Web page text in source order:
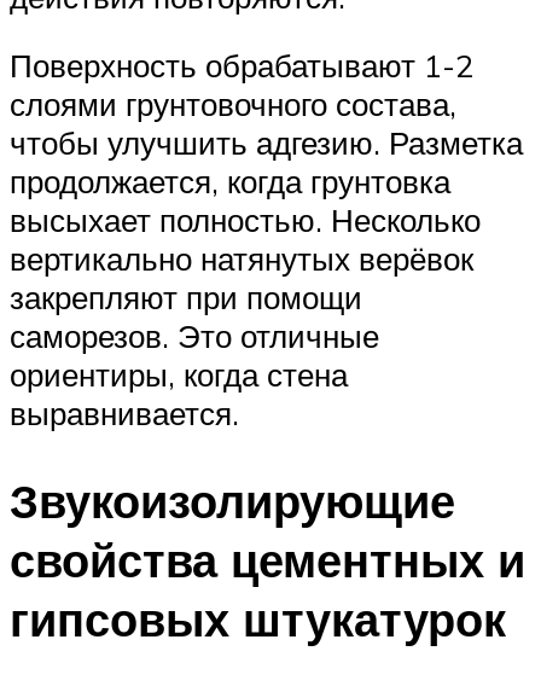
Поверхность обрабатывают 1-2
слоями грунтовочного состава,
чтобы улучшить адгезию. Разметка
продолжается, когда грунтовка
высыхает полностью. Несколько
вертикально натянутых верёвок
закрепляют при помощи
саморезов. Это отличные
ориентиры, когда стена
выравнивается.
Звукоизолирующие
свойства цементных и
гипсовых штукатурок